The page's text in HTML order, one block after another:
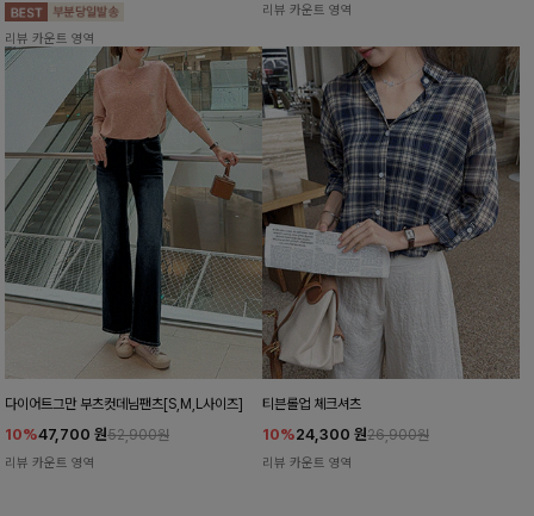
리뷰 카운트 영역
리뷰 카운트 영역
다이어트그만 부츠컷데님팬츠[S,M,L사이즈]
10%47,700 원52,900원
리뷰 카운트 영역
티븐롤업 체크셔츠
10%24,300 원26,900원
리뷰 카운트 영역